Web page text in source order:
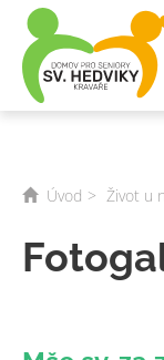
Úvod Život u